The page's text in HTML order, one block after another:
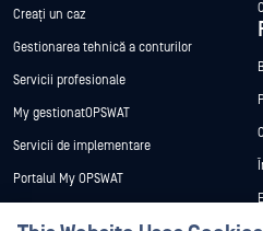
Creați un caz
Gestionarea tehnică a conturilor
Servicii profesionale
My gestionatOPSWAT
Servicii de implementare
Portalul My OPSWAT